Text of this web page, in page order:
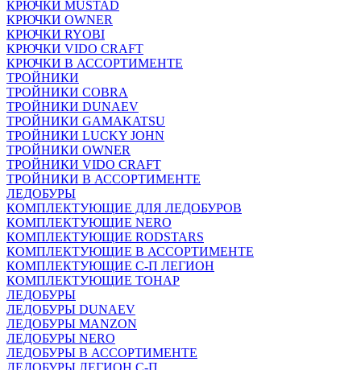
КРЮЧКИ MUSTAD
КРЮЧКИ OWNER
КРЮЧКИ RYOBI
КРЮЧКИ VIDO CRAFT
КРЮЧКИ В АССОРТИМЕНТЕ
ТРОЙНИКИ
ТРОЙНИКИ COBRA
ТРОЙНИКИ DUNAEV
ТРОЙНИКИ GAMAKATSU
ТРОЙНИКИ LUCKY JOHN
ТРОЙНИКИ OWNER
ТРОЙНИКИ VIDO CRAFT
ТРОЙНИКИ В АССОРТИМЕНТЕ
ЛЕДОБУРЫ
КОМПЛЕКТУЮЩИЕ ДЛЯ ЛЕДОБУРОВ
КОМПЛЕКТУЮЩИЕ NERO
КОМПЛЕКТУЮЩИЕ RODSTARS
КОМПЛЕКТУЮЩИЕ В АССОРТИМЕНТЕ
КОМПЛЕКТУЮЩИЕ С-П ЛЕГИОН
КОМПЛЕКТУЮЩИЕ ТОНАР
ЛЕДОБУРЫ
ЛЕДОБУРЫ DUNAEV
ЛЕДОБУРЫ MANZON
ЛЕДОБУРЫ NERO
ЛЕДОБУРЫ В АССОРТИМЕНТЕ
ЛЕДОБУРЫ ЛЕГИОН С-П